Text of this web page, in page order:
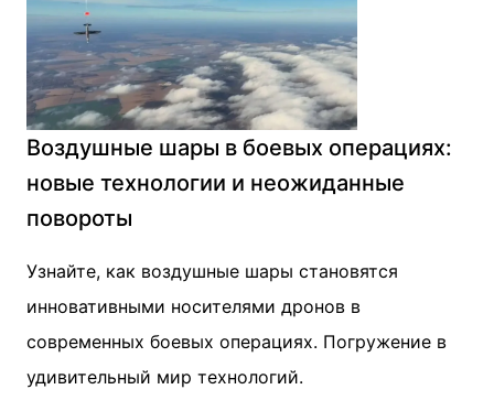
Воздушные шары в боевых операциях:
новые технологии и неожиданные
повороты
Узнайте, как воздушные шары становятся
инновативными носителями дронов в
современных боевых операциях. Погружение в
удивительный мир технологий.